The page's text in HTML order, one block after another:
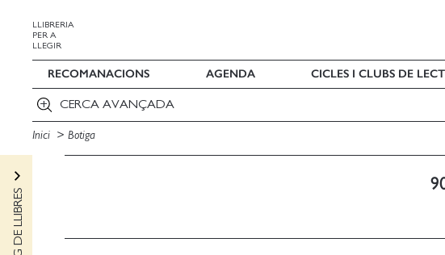
LLIBRERIA
PER A
LLEGIR
RECOMANACIONS AGENDA CICLES I CLUBS DE
CERCA AVANÇADA
Inici Botiga